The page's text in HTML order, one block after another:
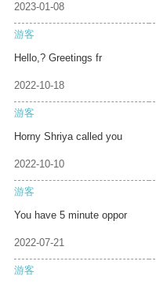
2023-01-08
游客
Hello,? Greetings fr
2022-10-18
游客
Horny Shriya called you
2022-10-10
游客
You have 5 minute oppor
2022-07-21
游客